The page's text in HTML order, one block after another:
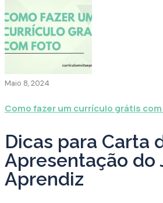
Maio 8, 2024
Como fazer um currículo grátis
Dicas para Carta
Apresentação do
Aprendiz